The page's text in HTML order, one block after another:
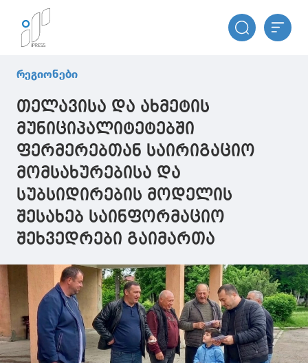
რეგიონები
თელავისა და ახმეტის
მუნიციპალიტეტებში
ფერმერებთან საირიგაციო
მომსახურებისა და
სუბსიდირების მოდელის
შესახებ საინფორმაციო
შეხვედრები გაიმართა